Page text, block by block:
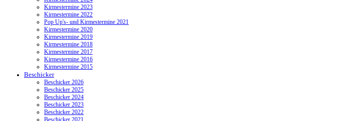
Kirmestermine 2023
Kirmestermine 2022
Pop Up's- und Kirmestermine 2021
Kirmestermine 2020
Kirmestermine 2019
Kirmestermine 2018
Kirmestermine 2017
Kirmestermine 2016
Kirmestermine 2015
Beschicker
Beschicker 2026
Beschicker 2025
Beschicker 2024
Beschicker 2023
Beschicker 2022
Beschicker 2021